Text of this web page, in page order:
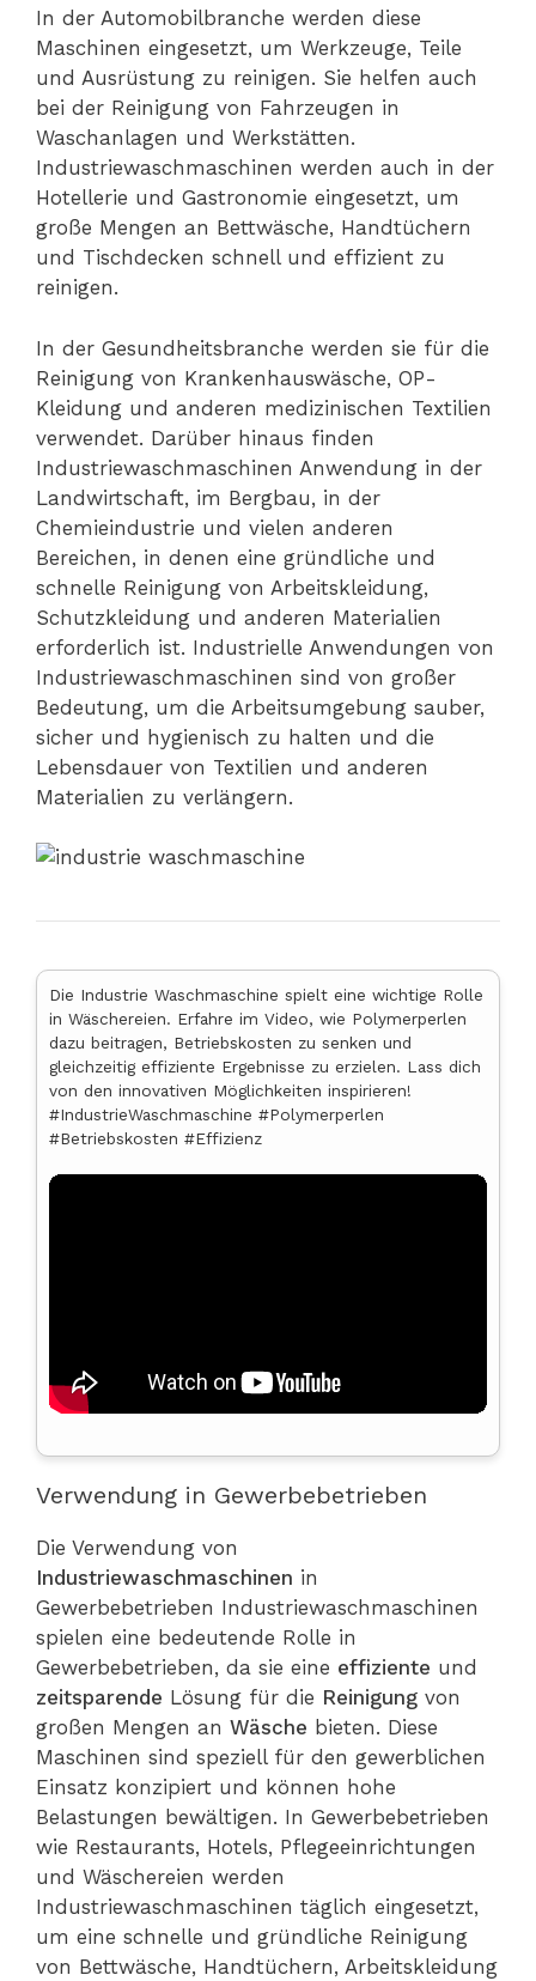
In der Automobilbranche werden diese
Maschinen eingesetzt, um Werkzeuge, Teile
und Ausrüstung zu reinigen. Sie helfen auch
bei der Reinigung von Fahrzeugen in
Waschanlagen und Werkstätten.
Industriewaschmaschinen werden auch in der
Hotellerie und Gastronomie eingesetzt, um
große Mengen an Bettwäsche, Handtüchern
und Tischdecken schnell und effizient zu
reinigen.
In der Gesundheitsbranche werden sie für die
Reinigung von Krankenhauswäsche, OP-
Kleidung und anderen medizinischen Textilien
verwendet. Darüber hinaus finden
Industriewaschmaschinen Anwendung in der
Landwirtschaft, im Bergbau, in der
Chemieindustrie und vielen anderen
Bereichen, in denen eine gründliche und
schnelle Reinigung von Arbeitskleidung,
Schutzkleidung und anderen Materialien
erforderlich ist. Industrielle Anwendungen von
Industriewaschmaschinen sind von großer
Bedeutung, um die Arbeitsumgebung sauber,
sicher und hygienisch zu halten und die
Lebensdauer von Textilien und anderen
Materialien zu verlängern.
Die Industrie Waschmaschine spielt eine wichtige Rolle
in Wäschereien. Erfahre im Video, wie Polymerperlen
dazu beitragen, Betriebskosten zu senken und
gleichzeitig effiziente Ergebnisse zu erzielen. Lass dich
von den innovativen Möglichkeiten inspirieren!
#IndustrieWaschmaschine #Polymerperlen
#Betriebskosten #Effizienz
Verwendung in Gewerbebetrieben
Die Verwendung von
Industriewaschmaschinen in
Gewerbebetrieben Industriewaschmaschinen
spielen eine bedeutende Rolle in
Gewerbebetrieben, da sie eine effiziente und
zeitsparende Lösung für die Reinigung von
großen Mengen an Wäsche bieten. Diese
Maschinen sind speziell für den gewerblichen
Einsatz konzipiert und können hohe
Belastungen bewältigen. In Gewerbebetrieben
wie Restaurants, Hotels, Pflegeeinrichtungen
und Wäschereien werden
Industriewaschmaschinen täglich eingesetzt,
um eine schnelle und gründliche Reinigung
von Bettwäsche, Handtüchern, Arbeitskleidung